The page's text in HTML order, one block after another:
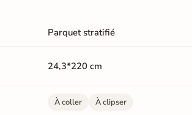
Parquet stratifié
24,3*220 cm
À coller À clipser